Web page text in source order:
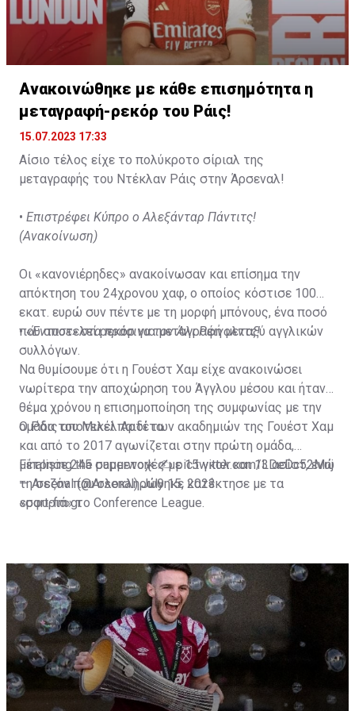
Ανακοινώθηκε με κάθε επισημότητα η
μεταγραφή-ρεκόρ του Ράις!
15.07.2023 17:33
Αίσιο τέλος είχε το πολύκροτο σίριαλ της
μεταγραφής του Ντέκλαν Ράις στην Άρσεναλ!
• Επιστρέφει Κύπρο ο Αλεξάνταρ Πάντιτς!
(Ανακοίνωση)
Οι «κανονιέρηδες» ανακοίνωσαν και επίσημα την
απόκτηση του 24χρονου χαφ, ο οποίος κόστισε 100
εκατ. ευρώ συν πέντε με τη μορφή μπόνους, ένα ποσό
που αποτελεί ρεκόρ για μεταγραφή μεταξύ αγγλικών
συλλόγων.
•«Έντυσε» στα πράσινα τον Άλι Ρέινολντς!
Να θυμίσουμε ότι η Γουέστ Χαμ είχε ανακοινώσει
νωρίτερα την αποχώρηση του Άγγλου μέσου και ήταν
θέμα χρόνου η επισημοποίηση της συμφωνίας με την
ομάδα του Μικέλ Αρτέτα.
Ο Ράις αποτελεί παιδί των ακαδημιών της Γουέστ Χαμ
και από το 2017 αγωνίζεται στην πρώτη ομάδα,
μέτρησε 245 συμμετοχές με 15 γκολ και 13 ασίστ, ενώ
τη σεζόν που ολοκληρώθηκε κατέκτησε με τα
«σφυριά» το Conference League.
Finalising the paperwork ✍️pic.twitter.com/LDeDc52Mnj
— Arsenal (@Arsenal)July 15, 2023
sport-fm.gr